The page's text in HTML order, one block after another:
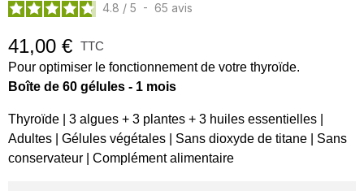
4.8 / 5 - 65 avis
41,00 € TTC
Pour optimiser le fonctionnement de votre thyroïde.
Boîte de 60 gélules - 1 mois
Thyroïde | 3 algues + 3 plantes + 3 huiles essentielles |
Adultes | Gélules végétales | Sans dioxyde de titane | Sans
conservateur | Complément alimentaire